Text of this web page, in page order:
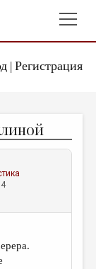
| Регистрация